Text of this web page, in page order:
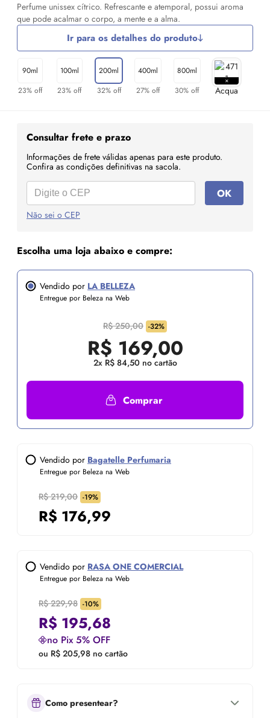
Perfume unissex cítrico. Refrescante e atemporal, possui aroma
que pode acalmar o corpo, a mente e a alma.
Ir para os detalhes do produto
90ml
23% off
100ml
23% off
200ml
32% off
400ml
27% off
800ml
30% off
Consultar frete e prazo
Informações de frete válidas apenas para este produto.
Confira as condições definitivas na sacola.
OK
Não sei o CEP
Escolha uma loja abaixo e compre:
Vendido por LA BELLEZA
Entregue por Beleza na Web
R$ 250,00 -32%
R$ 169,00
2x R$ 84,50 no cartão
Comprar
Vendido por Bagatelle Perfumaria
Entregue por Beleza na Web
R$ 219,00 -19%
R$ 176,99
Vendido por RASA ONE COMERCIAL
Entregue por Beleza na Web
R$ 229,98 -10%
R$ 195,68
no Pix 5% OFF
ou R$ 205,98 no cartão
Como presentear?